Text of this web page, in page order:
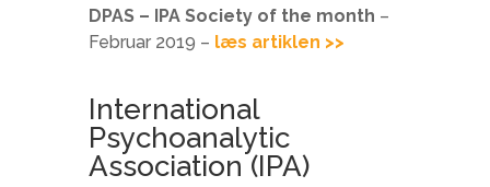
DPAS – IPA Society of the month –
Februar 2019 – læs artiklen >>
International
Psychoanalytic
Association (IPA)